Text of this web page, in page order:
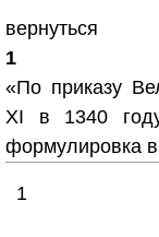
вернуться
1
«По приказу
XI в 1340
формулировка
1